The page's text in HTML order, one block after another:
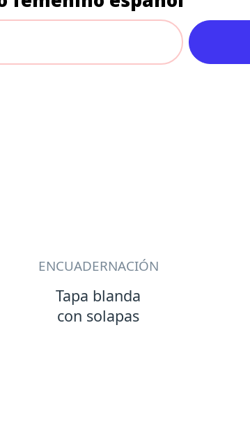
ENCUADERNACIÓN
Tapa blanda
con solapas